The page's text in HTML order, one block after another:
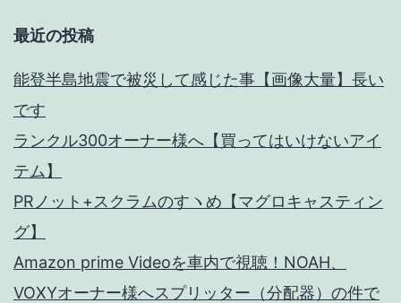
て
し
記
最近の投稿
能登半島地震で被災して感じた事【画像大量】長い
です
ランクル300オーナー様へ【買ってはいけないアイ
テム】
PRノット+スクラムのすヽめ【マグロキャスティン
グ】
Amazon prime Videoを車内で視聴！NOAH、
VOXYオーナー様へスプリッター（分配器）の件で